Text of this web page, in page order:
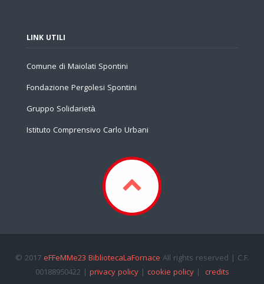
LINK UTILI
Comune di Maiolati Spontini
Fondazione Pergolesi Spontini
Gruppo Solidarietà
Istituto Comprensivo Carlo Urbani
© 2017 eFFeMMe23 BibliotecaLaFornace All rights reserved | C.F.
00188950422 | privacy policy| cookie policy| credits